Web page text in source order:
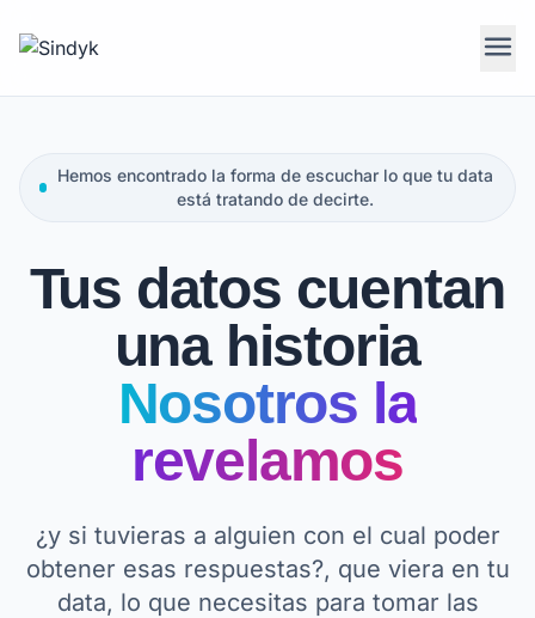
menu
Hemos encontrado la forma de escuchar lo que tu data
está tratando de decirte.
Tus datos cuentan
una historia
Nosotros la
revelamos
¿y si tuvieras a alguien con el cual poder
obtener esas respuestas?, que viera en tu
data, lo que necesitas para tomar las